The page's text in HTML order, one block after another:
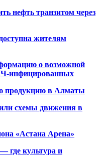
нефть транзитом через
жителям
о возможной
инфицированных
продукцию в Алматы
схемы движения в
«Астана Арена»
где культура и